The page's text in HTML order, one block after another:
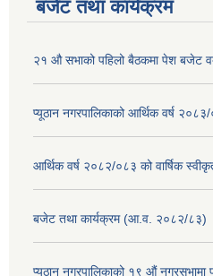
बजेट तथा कार्यक्रम
२१ औ सभाको पहिलो बैठकमा पेश बजेट
प्यूठान नगरपालिकाको आर्थिक वर्ष
आर्थिक वर्ष २०८२/०८३ को वार्षिक
बजेट तथा कार्यक्रम (आ.व. २०८२/८३)
प्यूठान नगरपालिकाको १९ औं